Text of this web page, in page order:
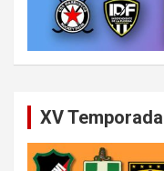
XV